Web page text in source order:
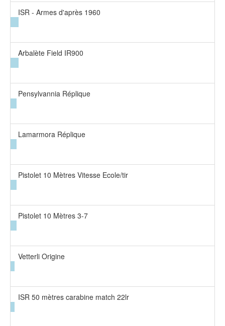
ISR - Armes d'après 1960
Arbalète Field IR900
Pensylvannia Réplique
Lamarmora Réplique
Pistolet 10 Mètres Vitesse Ecole/tir
Pistolet 10 Mètres 3-7
Vetterli Origine
ISR 50 mètres carabine match 22lr